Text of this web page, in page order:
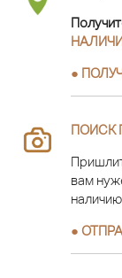
●
ПОИСК
вам
●